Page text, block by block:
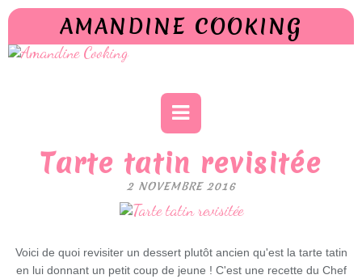
AMANDINE COOKING
Tarte tatin revisitée
2 NOVEMBRE 2016
Voici de quoi revisiter un dessert plutôt ancien qu'est la tarte tatin
en lui donnant un petit coup de jeune ! C'est une recette du Chef